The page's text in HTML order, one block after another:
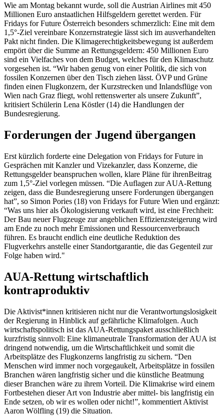
Wie am Montag bekannt wurde, soll die Austrian Airlines mit 450
Millionen Euro anstaatlichen Hilfsgeldern gerettet werden. Für
Fridays for Future Österreich besonders schmerzlich: Eine mit dem
1,5°-Ziel vereinbare Konzernstrategie lässt sich im ausverhandelten
Pakt nicht finden. Die Klimagerechtigkeitsbewegung ​ist außerdem
empört über die Summe an Rettungsgeldern: 450 Millionen Euro
sind ein Vielfaches von dem Budget, welches für den Klimaschutz
vorgesehen ist.​ “Wir haben genug von einer Politik, die sich von
fossilen Konzernen über den Tisch ziehen lässt. ÖVP und Grüne
finden einen Flugkonzern, der Kurzstrecken und Inlandsflüge von
Wien nach Graz fliegt, wohl rettenswerter als unsere Zukunft”,
kritisiert Schülerin Lena Köstler (14) die Handlungen der
Bundesregierung.
Forderungen der Jugend übergangen
Erst kürzlich forderte eine Delegation von Fridays for Future in
Gesprächen mit Kanzler und Vizekanzler, dass Konzerne, die
Rettungsgelder beanspruchen wollen, klare Pläne für ihrenBeitrag
zum 1,5°-Ziel vorlegen müssen. “Die Auflagen zur AUA-Rettung
zeigen, dass die Bundesregierung unsere Forderungen übergangen
hat”, so Simon Pories (18) von Fridays for Future Wien und ergänzt:
“Was uns hier als Ökologisierung verkauft wird, ist eine Frechheit:
Der Bau neuer Flugzeuge zur angeblichen Effizienzsteigerung wird
am Ende zu noch mehr Emissionen und Ressourcenverbrauch
führen. Es braucht endlich eine deutliche Reduktion des
Flugverkehrs anstelle einer Standortgarantie, die das Gegenteil zur
Folge haben wird."
AUA-Rettung wirtschaftlich
kontraproduktiv
Die Aktivist*innen kritisieren nicht nur die Verantwortungslosigkeit
der Regierung in Hinblick auf gefährliche Klimafolgen. Auch
wirtschaftspolitisch ist das AUA-Rettungspaket ausschließlich
kurzfristig sinnvoll: Eine klimaneutrale Transformation der AUA ist
dringend notwendig, um die Wirtschaftlichkeit und somit die
Arbeitsplätze des Flugkonzerns langfristig zu sichern. “Den
Menschen wird immer noch vorgegaukelt, Arbeitsplätze in fossilen
Branchen wären langfristig sicher und die künstliche Beatmung
dieser Branchen wäre zu ihrem Vorteil. Die Klimakrise wird einem
Fortbestehen dieser Art von Industrie aber mittel- bis langfristig ein
Ende setzen, ob wir es wollen oder nicht!”, kommentiert Aktivist
Aaron Wölfling (19) die Situation.